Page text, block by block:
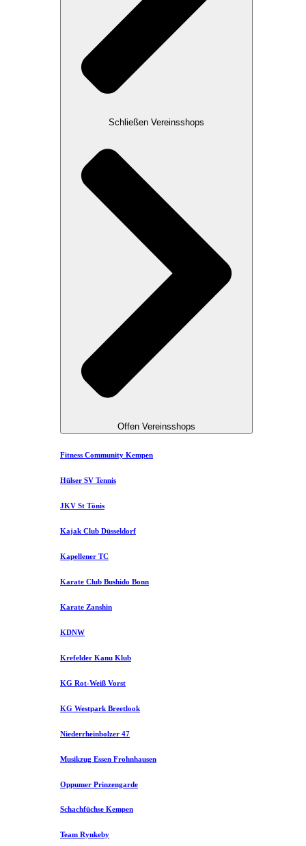
Schließen Vereinsshops
Offen Vereinsshops
Fitness Community Kempen
Hülser SV Tennis
JKV St Tönis
Kajak Club Düsseldorf
Kapellener TC
Karate Club Bushido Bonn
Karate Zanshin
KDNW
Krefelder Kanu Klub
KG Rot-Weiß Vorst
KG Westpark Breetlook
Niederrheinbolzer 47
Musikzug Essen Frohnhausen
Oppumer Prinzengarde
Schachfüchse Kempen
Team Rynkeby